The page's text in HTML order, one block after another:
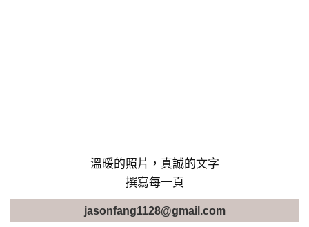
溫暖的照片，真誠的文字
撰寫每一頁
jasonfang1128@gmail.com